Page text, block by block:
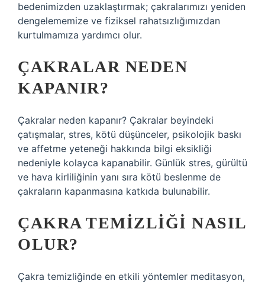
bedenimizden uzaklaştırmak; çakralarımızı yeniden
dengelememize ve fiziksel rahatsızlığımızdan
kurtulmamıza yardımcı olur.
ÇAKRALAR NEDEN
KAPANIR?
Çakralar neden kapanır? Çakralar beyindeki
çatışmalar, stres, kötü düşünceler, psikolojik baskı
ve affetme yeteneği hakkında bilgi eksikliği
nedeniyle kolayca kapanabilir. Günlük stres, gürültü
ve hava kirliliğinin yanı sıra kötü beslenme de
çakraların kapanmasına katkıda bulunabilir.
ÇAKRA TEMIZLIĞI NASIL
OLUR?
Çakra temizliğinde en etkili yöntemler meditasyon,